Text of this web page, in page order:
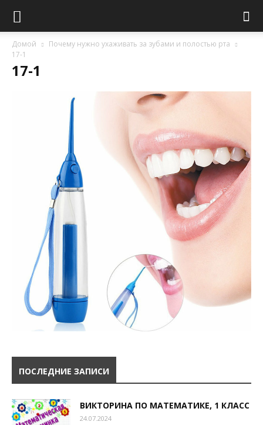
Домой
Почему нужно ухаживать за зубами и полостью рта
17-1
17-1
ПОСЛЕДНИЕ ЗАПИСИ
ВИКТОРИНА ПО МАТЕМАТИКЕ, 1 КЛАСС
24.07.2024